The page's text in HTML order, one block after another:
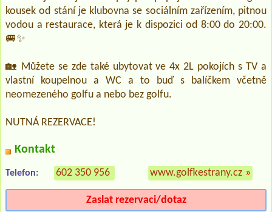
kousek od stání je klubovna se sociálním zařízením, pitnou
vodou a restaurace, která je k dispozici od 8:00 do 20:00.
🚐✨
🏡 Můžete se zde také ubytovat ve 4x 2L pokojích s TV a
vlastní koupelnou a WC a to buď s balíčkem včetně
neomezeného golfu a nebo bez golfu.
NUTNÁ REZERVACE!
Kontakt
Telefon: 602 350 956 www.golfkestrany.cz »
Zaslat rezervaci/dotaz